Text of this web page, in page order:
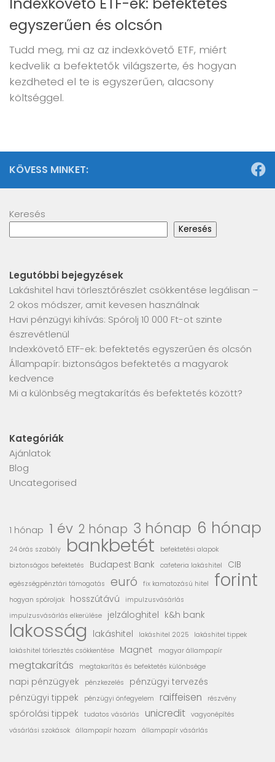
egyszerűen és olcsón
Tudd meg, mi az az indexkövető ETF, miért
kedvelik a befektetők világszerte, és hogyan
kezdheted el te is egyszerűen, alacsony
költséggel.
KÖVESS MINKET:
Keresés
Keresés
Legutóbbi bejegyzések
Lakáshitel havi törlesztőrészlet csökkentése legálisan –
2 okos módszer, amit kevesen használnak
Havi pénzügyi kihívás: Spórolj 10 000 Ft-ot szinte
észrevétlenül
Indexkövető ETF-ek: befektetés egyszerűen és olcsón
Állampapír: biztonságos befektetés a magyarok
kedvence
Mi a különbség megtakarítás és befektetés között?
Kategóriák
Ajánlatok
Blog
Uncategorised
1 hónap 1 év 2 hónap 3 hónap 6 hónap
24 órás szabály bankbetét
befektetési alapok
biztonságos befektetés
Budapest Bank cafeteria lakáshitel CIB
egészségpénztári támogatás euró fix kamatozású hitel forint
hogyan spóroljak hosszútávú
impulzusvásárlás
impulzusvásárlás elkerülése
jelzáloghitel k&h bank
lakosság lakáshitel lakáshitel 2025
lakáshitel tippek
lakáshitel törlesztés csökkentése
Magnet magyar állampapír
megtakarítás megtakarítás és befektetés különbsége
napi pénzügyek pénzkezelés
pénzügyi tervezés
pénzügyi tippek
pénzügyi önfegyelem raiffeisen részvény
spórolási tippek tudatos vásárlás unicredit vagyonépítés
vásárlási szokások állampapír hozam állampapír vásárlás